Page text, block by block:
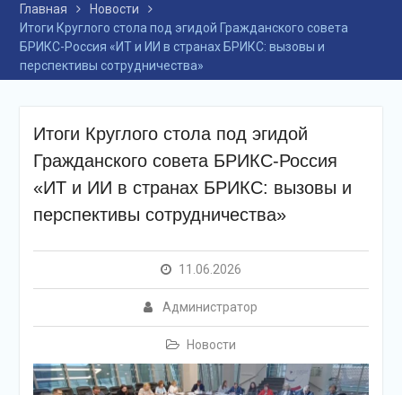
Главная
Новости
Итоги Круглого стола под эгидой Гражданского совета
БРИКС-Россия «ИТ и ИИ в странах БРИКС: вызовы и
перспективы сотрудничества»
Итоги Круглого стола под эгидой
Гражданского совета БРИКС-Россия
«ИТ и ИИ в странах БРИКС: вызовы и
перспективы сотрудничества»
11.06.2026
Администратор
Новости